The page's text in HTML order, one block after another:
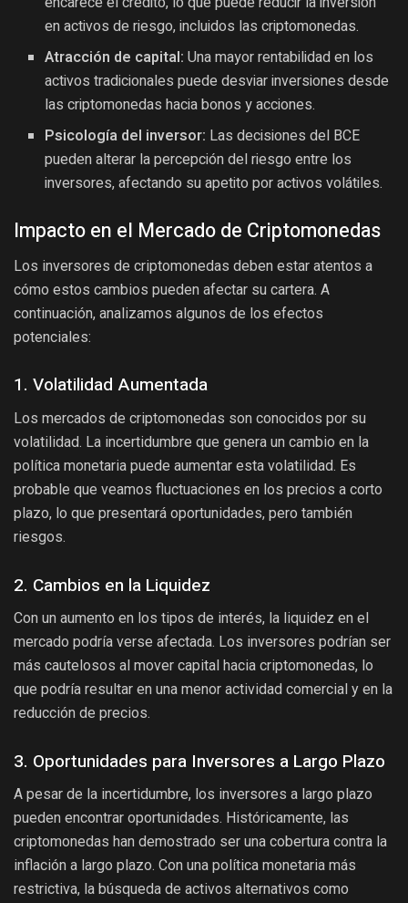
en activos de riesgo, incluidos las criptomonedas.
Atracción de capital: Una mayor rentabilidad en los
activos tradicionales puede desviar inversiones desde
las criptomonedas hacia bonos y acciones.
Psicología del inversor: Las decisiones del BCE
pueden alterar la percepción del riesgo entre los
inversores, afectando su apetito por activos volátiles.
Impacto en el Mercado de Criptomonedas
Los inversores de criptomonedas deben estar atentos a
cómo estos cambios pueden afectar su cartera. A
continuación, analizamos algunos de los efectos
potenciales:
1. Volatilidad Aumentada
Los mercados de criptomonedas son conocidos por su
volatilidad. La incertidumbre que genera un cambio en la
política monetaria puede aumentar esta volatilidad. Es
probable que veamos fluctuaciones en los precios a corto
plazo, lo que presentará oportunidades, pero también
riesgos.
2. Cambios en la Liquidez
Con un aumento en los tipos de interés, la liquidez en el
mercado podría verse afectada. Los inversores podrían ser
más cautelosos al mover capital hacia criptomonedas, lo
que podría resultar en una menor actividad comercial y en la
reducción de precios.
3. Oportunidades para Inversores a Largo Plazo
A pesar de la incertidumbre, los inversores a largo plazo
pueden encontrar oportunidades. Históricamente, las
criptomonedas han demostrado ser una cobertura contra la
inflación a largo plazo. Con una política monetaria más
restrictiva, la búsqueda de activos alternativos como